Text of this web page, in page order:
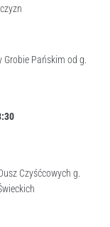
Pańskim od g.
30
Czyśćcowych g.